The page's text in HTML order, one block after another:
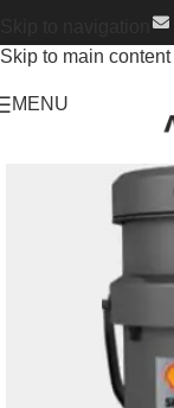
Skip to main content
MENU